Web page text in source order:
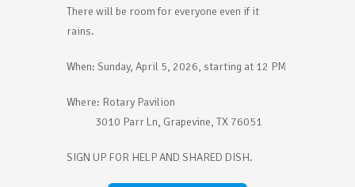
There will be room for everyone even if it
rains.
When: Sunday, April 5, 2026, starting at 12 PM
Where: Rotary Pavilion
3010 Parr Ln, Grapevine, TX 76051
SIGN UP FOR HELP AND SHARED DISH.